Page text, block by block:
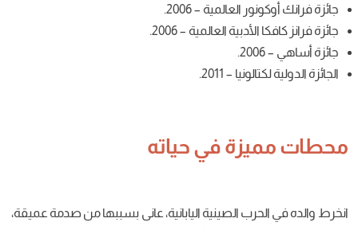
– 2006.
العالمية – 2006.
– 2011.
في حياته
الصينيةاليابانية، عانى بسببها منصدمة عميقة،